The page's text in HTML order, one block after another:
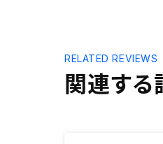
関連する
RELATED REVIEWS